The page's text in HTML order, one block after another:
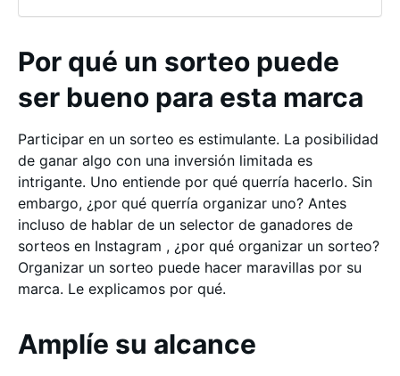
Por qué un sorteo puede
ser bueno para esta marca
Participar en un sorteo es estimulante. La posibilidad
de ganar algo con una inversión limitada es
intrigante. Uno entiende por qué querría hacerlo. Sin
embargo, ¿por qué querría organizar uno? Antes
incluso de hablar de un selector de ganadores de
sorteos en Instagram , ¿por qué organizar un sorteo?
Organizar un sorteo puede hacer maravillas por su
marca. Le explicamos por qué.
Amplíe su alcance